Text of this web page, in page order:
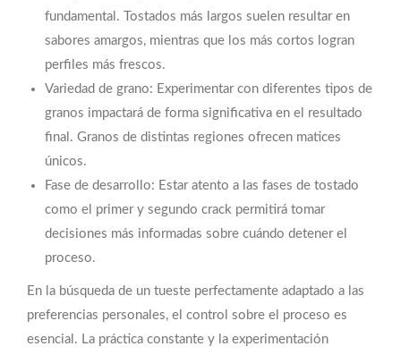
fundamental. Tostados más largos suelen resultar en
sabores amargos, mientras que los más cortos logran
perfiles más frescos.
Variedad de grano: Experimentar con diferentes tipos de
granos impactará de forma significativa en el resultado
final. Granos de distintas regiones ofrecen matices
únicos.
Fase de desarrollo: Estar atento a las fases de tostado
como el primer y segundo crack permitirá tomar
decisiones más informadas sobre cuándo detener el
proceso.
En la búsqueda de un tueste perfectamente adaptado a las
preferencias personales, el control sobre el proceso es
esencial. La práctica constante y la experimentación